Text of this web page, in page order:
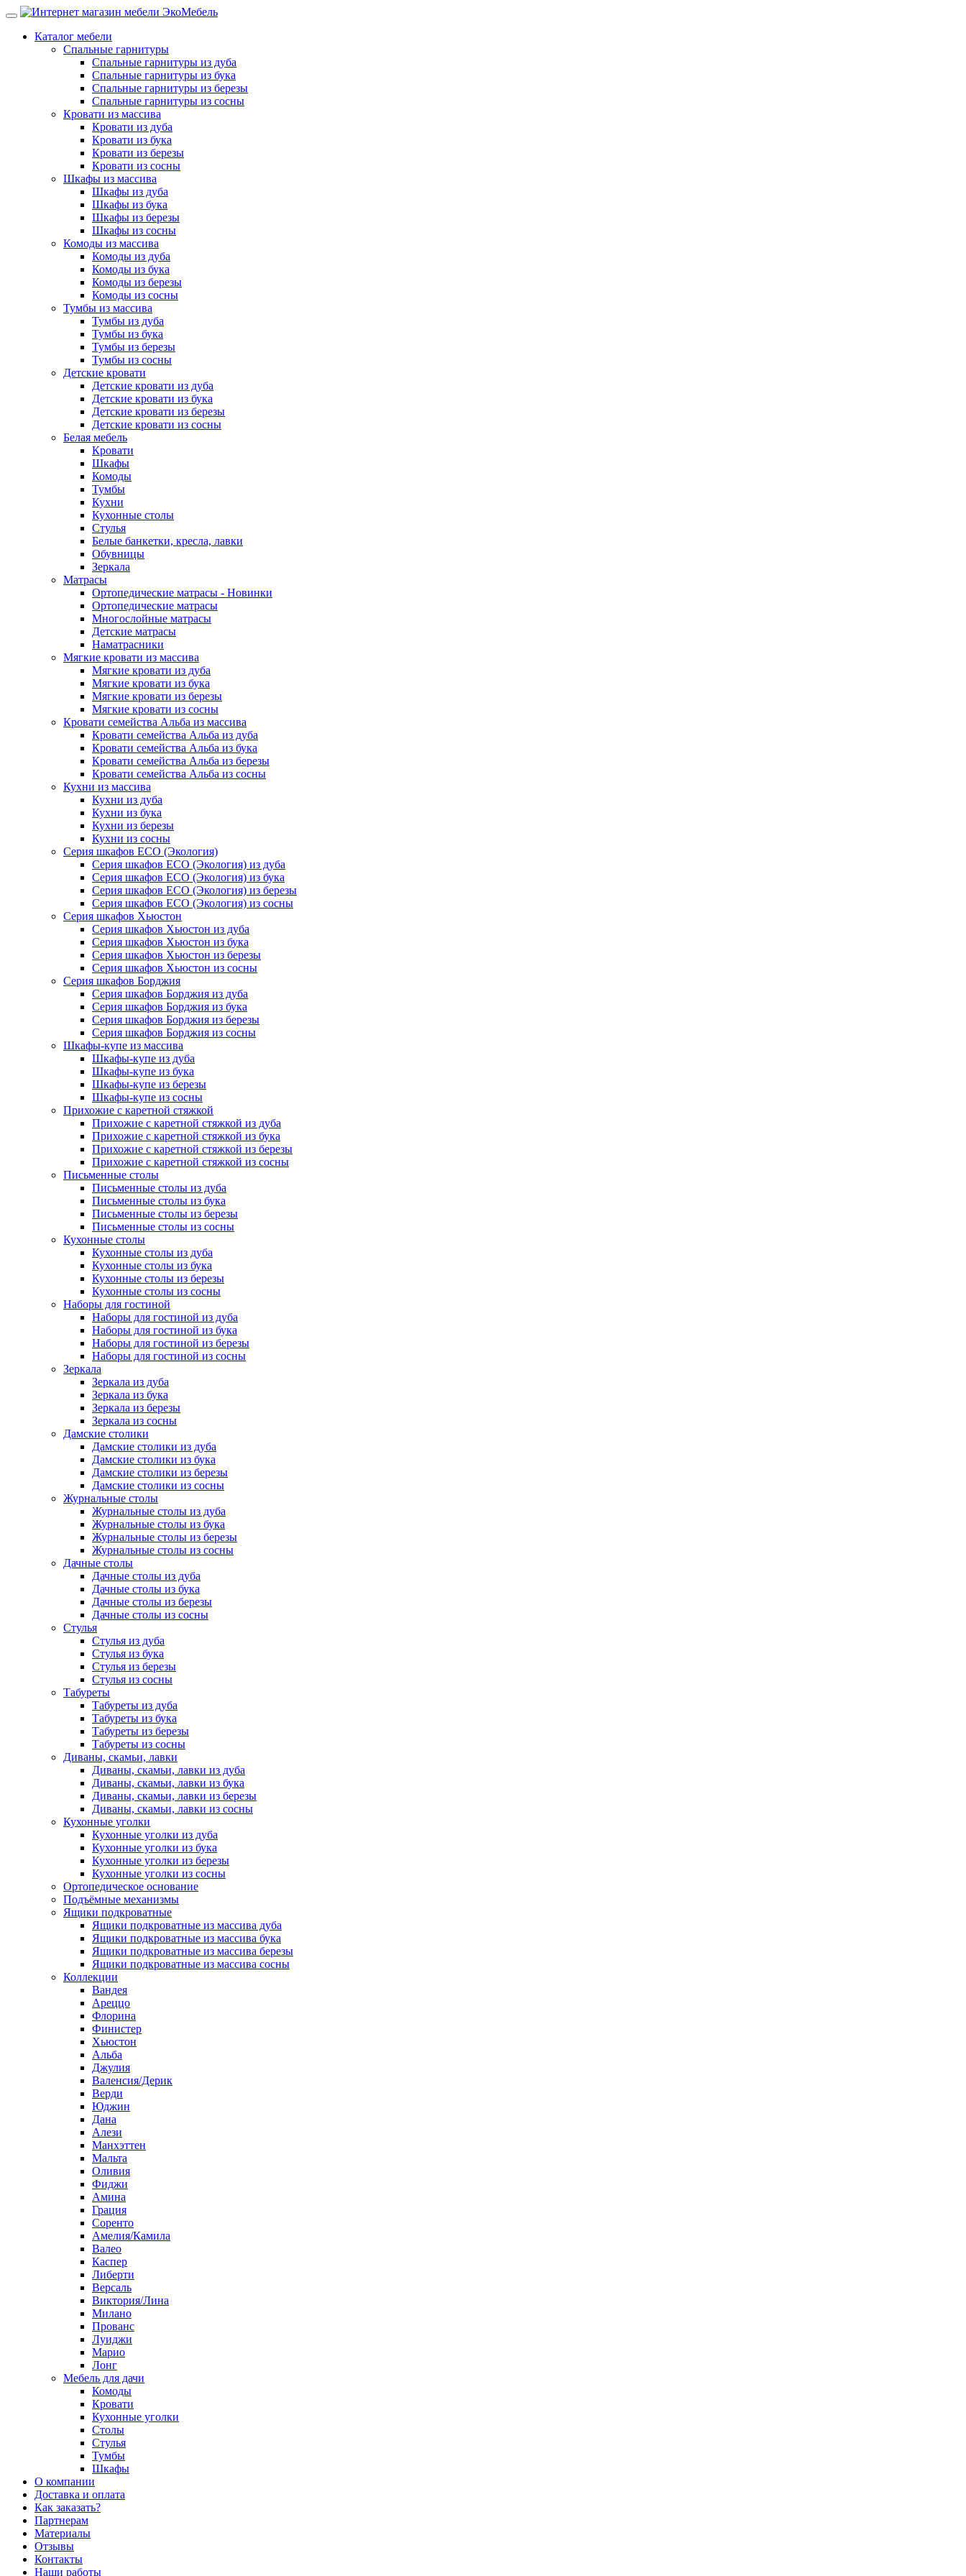
Каталог мебели
Спальные гарнитуры
Спальные гарнитуры из дуба
Спальные гарнитуры из бука
Спальные гарнитуры из березы
Спальные гарнитуры из сосны
Кровати из массива
Кровати из дуба
Кровати из бука
Кровати из березы
Кровати из сосны
Шкафы из массива
Шкафы из дуба
Шкафы из бука
Шкафы из березы
Шкафы из сосны
Комоды из массива
Комоды из дуба
Комоды из бука
Комоды из березы
Комоды из сосны
Тумбы из массива
Тумбы из дуба
Тумбы из бука
Тумбы из березы
Тумбы из сосны
Детские кровати
Детские кровати из дуба
Детские кровати из бука
Детские кровати из березы
Детские кровати из сосны
Белая мебель
Кровати
Шкафы
Комоды
Тумбы
Кухни
Кухонные столы
Стулья
Белые банкетки, кресла, лавки
Обувницы
Зеркала
Матрасы
Ортопедические матрасы - Новинки
Ортопедические матрасы
Многослойные матрасы
Детские матрасы
Наматрасники
Мягкие кровати из массива
Мягкие кровати из дуба
Мягкие кровати из бука
Мягкие кровати из березы
Мягкие кровати из сосны
Кровати семейства Альба из массива
Кровати семейства Альба из дуба
Кровати семейства Альба из бука
Кровати семейства Альба из березы
Кровати семейства Альба из сосны
Кухни из массива
Кухни из дуба
Кухни из бука
Кухни из березы
Кухни из сосны
Серия шкафов ECO (Экология)
Серия шкафов ECO (Экология) из дуба
Серия шкафов ECO (Экология) из бука
Серия шкафов ECO (Экология) из березы
Серия шкафов ECO (Экология) из сосны
Серия шкафов Хьюстон
Серия шкафов Хьюстон из дуба
Серия шкафов Хьюстон из бука
Серия шкафов Хьюстон из березы
Серия шкафов Хьюстон из сосны
Серия шкафов Борджия
Серия шкафов Борджия из дуба
Серия шкафов Борджия из бука
Серия шкафов Борджия из березы
Серия шкафов Борджия из сосны
Шкафы-купе из массива
Шкафы-купе из дуба
Шкафы-купе из бука
Шкафы-купе из березы
Шкафы-купе из сосны
Прихожие с каретной стяжкой
Прихожие с каретной стяжкой из дуба
Прихожие с каретной стяжкой из бука
Прихожие с каретной стяжкой из березы
Прихожие с каретной стяжкой из сосны
Письменные столы
Письменные столы из дуба
Письменные столы из бука
Письменные столы из березы
Письменные столы из сосны
Кухонные столы
Кухонные столы из дуба
Кухонные столы из бука
Кухонные столы из березы
Кухонные столы из сосны
Наборы для гостиной
Наборы для гостиной из дуба
Наборы для гостиной из бука
Наборы для гостиной из березы
Наборы для гостиной из сосны
Зеркала
Зеркала из дуба
Зеркала из бука
Зеркала из березы
Зеркала из сосны
Дамские столики
Дамские столики из дуба
Дамские столики из бука
Дамские столики из березы
Дамские столики из сосны
Журнальные столы
Журнальные столы из дуба
Журнальные столы из бука
Журнальные столы из березы
Журнальные столы из сосны
Дачные столы
Дачные столы из дуба
Дачные столы из бука
Дачные столы из березы
Дачные столы из сосны
Стулья
Стулья из дуба
Стулья из бука
Стулья из березы
Стулья из сосны
Табуреты
Табуреты из дуба
Табуреты из бука
Табуреты из березы
Табуреты из сосны
Диваны, скамьи, лавки
Диваны, скамьи, лавки из дуба
Диваны, скамьи, лавки из бука
Диваны, скамьи, лавки из березы
Диваны, скамьи, лавки из сосны
Кухонные уголки
Кухонные уголки из дуба
Кухонные уголки из бука
Кухонные уголки из березы
Кухонные уголки из сосны
Ортопедическое основание
Подъёмные механизмы
Ящики подкроватные
Ящики подкроватные из массива дуба
Ящики подкроватные из массива бука
Ящики подкроватные из массива березы
Ящики подкроватные из массива сосны
Коллекции
Вандея
Ареццо
Флорина
Финистер
Хьюстон
Альба
Джулия
Валенсия/Дерик
Верди
Юджин
Дана
Алези
Манхэттен
Мальта
Оливия
Фиджи
Амина
Грация
Соренто
Амелия/Камила
Валео
Каспер
Либерти
Версаль
Виктория/Лина
Милано
Прованс
Луиджи
Марио
Лонг
Мебель для дачи
Комоды
Кровати
Кухонные уголки
Столы
Стулья
Тумбы
Шкафы
О компании
Доставка и оплата
Как заказать?
Партнерам
Материалы
Отзывы
Контакты
Наши работы